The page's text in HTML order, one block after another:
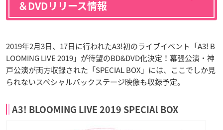
＆DVDリリース情報
2019年2月3日、17日に行われたA3!初のライブイベント「A3! B
LOOMING LIVE 2019」が待望のBD&DVD化決定！幕張公演・神
戸公演が両方収録された「SPECIAL BOX」には、ここでしか見
られないスペシャルバックステージ映像も収録予定。
A3! BLOOMING LIVE 2019 SPECIAl BOX